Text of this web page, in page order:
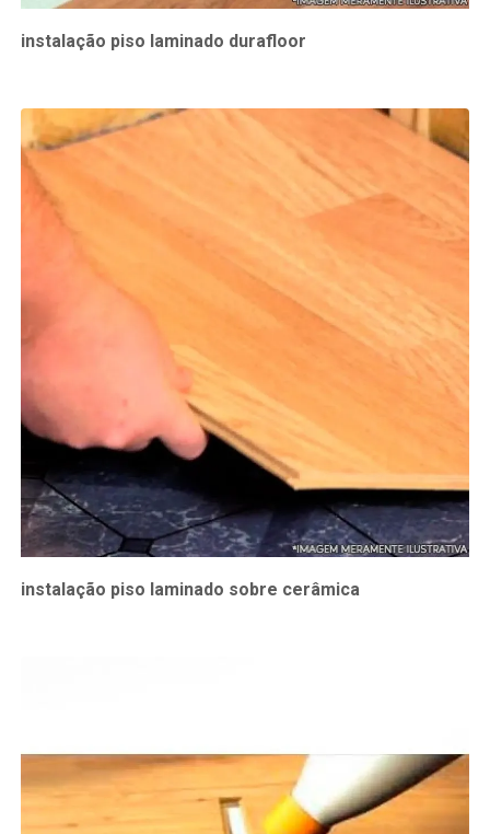
instalação piso laminado durafloor
instalação piso laminado sobre cerâmica